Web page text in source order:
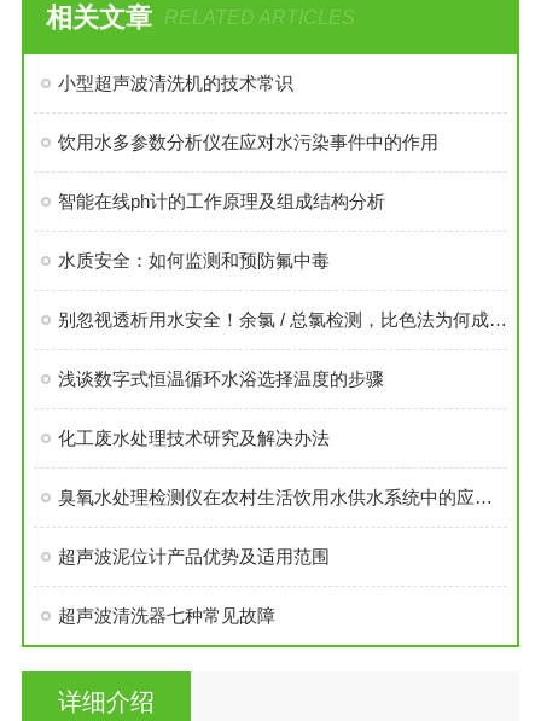
相关文章 RELATED ARTICLES
小型超声波清洗机的技术常识
饮用水多参数分析仪在应对水污染事件中的作用
智能在线ph计的工作原理及组成结构分析
水质安全：如何监测和预防氟中毒
别忽视透析用水安全！余氯 / 总氯检测，比色法为何成为优选？
浅谈数字式恒温循环水浴选择温度的步骤
化工废水处理技术研究及解决办法
臭氧水处理检测仪在农村生活饮用水供水系统中的应用及效果评价
超声波泥位计产品优势及适用范围
超声波清洗器七种常见故障
详细介绍